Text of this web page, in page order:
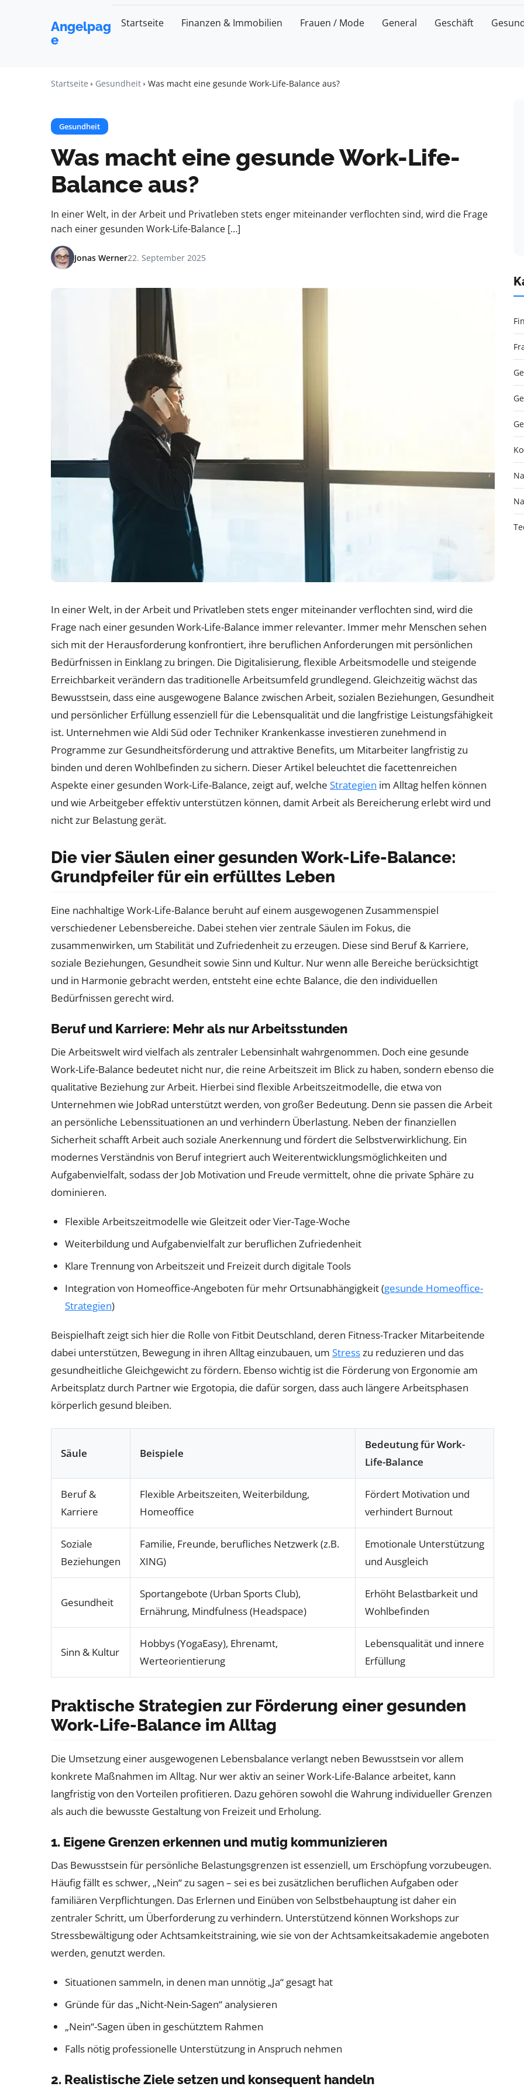
Angelpag
e
Startseite Finanzen & Immobilien Frauen / Mode General Geschäft
Startseite Gesundheit Was macht eine gesunde Work-Life-Balance aus?
Gesundheit
Was macht eine gesunde Work-Life-
Balance aus?
In einer Welt, in der Arbeit und Privatleben stets enger miteinander verflochten sind, wird die Frage
nach einer gesunden Work-Life-Balance […]
Jonas Werner22. September 2025
In einer Welt, in der Arbeit und Privatleben stets enger miteinander verflochten sind, wird die
Frage nach einer gesunden Work-Life-Balance immer relevanter. Immer mehr Menschen sehen
sich mit der Herausforderung konfrontiert, ihre beruflichen Anforderungen mit persönlichen
Bedürfnissen in Einklang zu bringen. Die Digitalisierung, flexible Arbeitsmodelle und steigende
Erreichbarkeit verändern das traditionelle Arbeitsumfeld grundlegend. Gleichzeitig wächst das
Bewusstsein, dass eine ausgewogene Balance zwischen Arbeit, sozialen Beziehungen, Gesundheit
und persönlicher Erfüllung essenziell für die Lebensqualität und die langfristige Leistungsfähigkeit
ist. Unternehmen wie Aldi Süd oder Techniker Krankenkasse investieren zunehmend in
Programme zur Gesundheitsförderung und attraktive Benefits, um Mitarbeiter langfristig zu
binden und deren Wohlbefinden zu sichern. Dieser Artikel beleuchtet die facettenreichen
Aspekte einer gesunden Work-Life-Balance, zeigt auf, welche Strategien im Alltag helfen können
und wie Arbeitgeber effektiv unterstützen können, damit Arbeit als Bereicherung erlebt wird und
nicht zur Belastung gerät.
Die vier Säulen einer gesunden Work-Life-Balance:
Grundpfeiler für ein erfülltes Leben
Eine nachhaltige Work-Life-Balance beruht auf einem ausgewogenen Zusammenspiel
verschiedener Lebensbereiche. Dabei stehen vier zentrale Säulen im Fokus, die
zusammenwirken, um Stabilität und Zufriedenheit zu erzeugen. Diese sind Beruf & Karriere,
soziale Beziehungen, Gesundheit sowie Sinn und Kultur. Nur wenn alle Bereiche berücksichtigt
und in Harmonie gebracht werden, entsteht eine echte Balance, die den individuellen
Bedürfnissen gerecht wird.
Beruf und Karriere: Mehr als nur Arbeitsstunden
Die Arbeitswelt wird vielfach als zentraler Lebensinhalt wahrgenommen. Doch eine gesunde
Work-Life-Balance bedeutet nicht nur, die reine Arbeitszeit im Blick zu haben, sondern ebenso die
qualitative Beziehung zur Arbeit. Hierbei sind flexible Arbeitszeitmodelle, die etwa von
Unternehmen wie JobRad unterstützt werden, von großer Bedeutung. Denn sie passen die Arbeit
an persönliche Lebenssituationen an und verhindern Überlastung. Neben der finanziellen
Sicherheit schafft Arbeit auch soziale Anerkennung und fördert die Selbstverwirklichung. Ein
modernes Verständnis von Beruf integriert auch Weiterentwicklungsmöglichkeiten und
Aufgabenvielfalt, sodass der Job Motivation und Freude vermittelt, ohne die private Sphäre zu
dominieren.
Flexible Arbeitszeitmodelle wie Gleitzeit oder Vier-Tage-Woche
Weiterbildung und Aufgabenvielfalt zur beruflichen Zufriedenheit
Klare Trennung von Arbeitszeit und Freizeit durch digitale Tools
Integration von Homeoffice-Angeboten für mehr Ortsunabhängigkeit (gesunde Homeoffice-
Strategien)
Beispielhaft zeigt sich hier die Rolle von Fitbit Deutschland, deren Fitness-Tracker Mitarbeitende
dabei unterstützen, Bewegung in ihren Alltag einzubauen, um Stresszu reduzieren und das
gesundheitliche Gleichgewicht zu fördern. Ebenso wichtig ist die Förderung von Ergonomie am
Arbeitsplatz durch Partner wie Ergotopia, die dafür sorgen, dass auch längere Arbeitsphasen
körperlich gesund bleiben.
Säule Beispiele
Bedeutung für Work-
Life-Balance
Beruf &
Karriere
Flexible Arbeitszeiten, Weiterbildung,
Homeoffice
Fördert Motivation und
verhindert Burnout
Soziale
Beziehungen
Familie, Freunde, berufliches Netzwerk (z.B.
XING)
Emotionale Unterstützung
und Ausgleich
Gesundheit
Sportangebote (Urban Sports Club),
Ernährung, Mindfulness (Headspace)
Erhöht Belastbarkeit und
Wohlbefinden
Sinn & Kultur
Hobbys (YogaEasy), Ehrenamt,
Werteorientierung
Lebensqualität und innere
Erfüllung
Praktische Strategien zur Förderung einer gesunden
Work-Life-Balance im Alltag
Die Umsetzung einer ausgewogenen Lebensbalance verlangt neben Bewusstsein vor allem
konkrete Maßnahmen im Alltag. Nur wer aktiv an seiner Work-Life-Balance arbeitet, kann
langfristig von den Vorteilen profitieren. Dazu gehören sowohl die Wahrung individueller Grenzen
als auch die bewusste Gestaltung von Freizeit und Erholung.
1. Eigene Grenzen erkennen und mutig kommunizieren
Das Bewusstsein für persönliche Belastungsgrenzen ist essenziell, um Erschöpfung vorzubeugen.
Häufig fällt es schwer, „Nein“ zu sagen – sei es bei zusätzlichen beruflichen Aufgaben oder
familiären Verpflichtungen. Das Erlernen und Einüben von Selbstbehauptung ist daher ein
zentraler Schritt, um Überforderung zu verhindern. Unterstützend können Workshops zur
Stressbewältigung oder Achtsamkeitstraining, wie sie von der Achtsamkeitsakademie angeboten
werden, genutzt werden.
Situationen sammeln, in denen man unnötig „Ja“ gesagt hat
Gründe für das „Nicht-Nein-Sagen“ analysieren
„Nein“-Sagen üben in geschütztem Rahmen
Falls nötig professionelle Unterstützung in Anspruch nehmen
2. Realistische Ziele setzen und konsequent handeln